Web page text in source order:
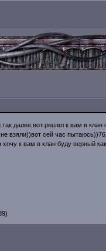
далее,вот решил к вам в клан
взяли))вот сей час
к вам в клан буду верный